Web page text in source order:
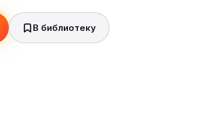
В библиотеку